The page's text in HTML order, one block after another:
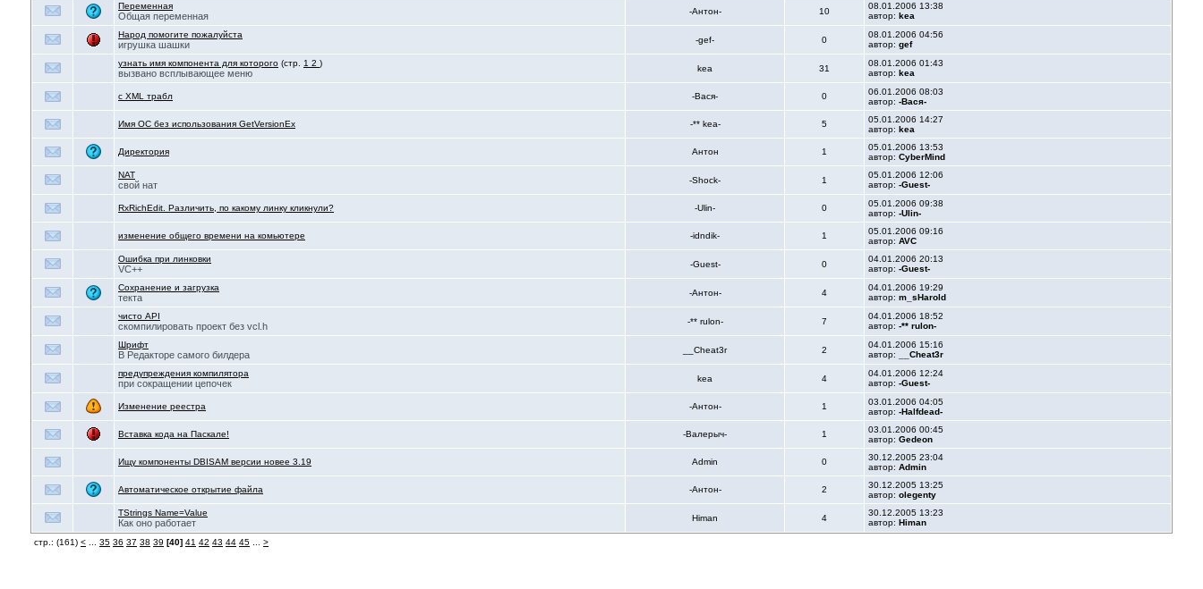
Переменная
Общая переменная -Антон- 10
08.01.2006 13:38
автор: kea
Народ помогите пожалуйста
игрушка шашки -gef- 0
08.01.2006 04:56
автор: gef
узнать имя компонента для которого (стр. 1 2 )
вызвано всплывающее меню kea 31
08.01.2006 01:43
автор: kea
с XML трабл -Вася- 0
06.01.2006 08:03
автор: -Вася-
Имя ОС без использования GetVersionEx -** kea- 5
05.01.2006 14:27
автор: kea
Директория Антон 1
05.01.2006 13:53
автор: CyberMind
NAT
свой нат -Shock- 1
05.01.2006 12:06
автор: -Guest-
RxRichEdit. Различить, по какому линку кликнули? -Ulin- 0
05.01.2006 09:38
автор: -Ulin-
изменение общего времени на комьютере -idndik- 1
05.01.2006 09:16
автор: AVC
Ошибка при линковки
VC++ -Guest- 0
04.01.2006 20:13
автор: -Guest-
Сохранение и загрузка
текта -Антон- 4
04.01.2006 19:29
автор: m_sHarold
чисто API
скомпилировать проект без vcl.h -** rulon- 7
04.01.2006 18:52
автор: -** rulon-
Шрифт
В Редакторе самого билдера __Cheat3r 2
04.01.2006 15:16
автор:
__Cheat3r
предупреждения компилятора
при сокращении цепочек kea 4
04.01.2006 12:24
автор: -Guest-
Изменение реестра -Антон- 1
03.01.2006 04:05
автор: -Halfdead-
Вставка кода на Паскале! -Валерыч- 1
03.01.2006 00:45
автор: Gedeon
Ищу компоненты DBISAM версии новее 3.19 Admin 0
30.12.2005 23:04
автор: Admin
Автоматическое открытие файла -Антон- 2
30.12.2005 13:25
автор: olegenty
TStrings Name=Value
Как оно работает Himan 4
30.12.2005 13:23
автор: Himan
стр.: (161) < 35 36 37 38 39 [40] 41 42 43 44 45 >